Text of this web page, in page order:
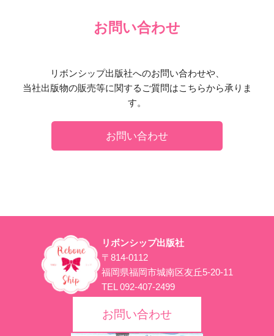
お問い合わせ
リボンシップ出版社へのお問い合わせや、
当社出版物の販売等に関するご質問はこちらから承りま
す。
お問い合わせ
リボンシップ出版社
〒814-0112
福岡県福岡市城南区友丘5-20-11
TEL 092-407-2499
お問い合わせ